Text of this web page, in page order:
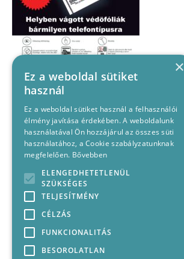
×
Ez a weboldal sütiket
használ
Ez a weboldal sütiket használ a felhasználói
élmény javítása érdekében. A weboldalunk
használatával Ön hozzájárul az összes süti
használatához, a Cookie szabályzatunknak
megfelelően. Bővebben
ELENGEDHETETLENÜL
SZÜKSÉGES
TELJESÍTMÉNY
CÉLZÁS
FUNKCIONALITÁS
BESOROLATLAN